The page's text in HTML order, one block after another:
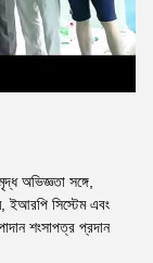
অভিজ্ঞতা সঙ্গে,
ইআরপি সিস্টেম এবং
শংসাপত্র প্রদান